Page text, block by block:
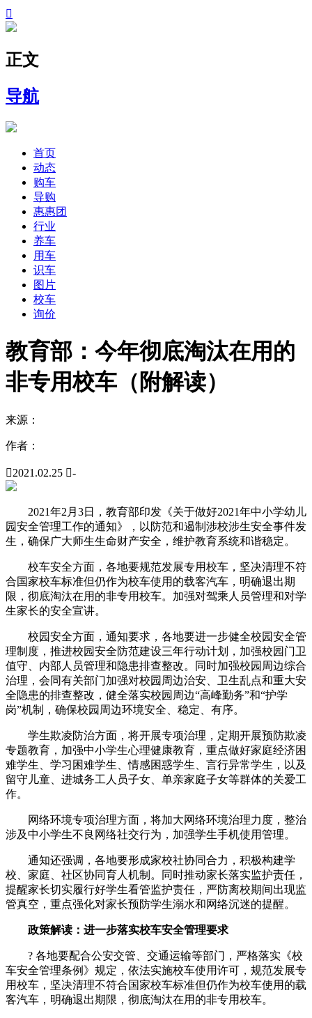

正文
导航
首页
动态
购车
导购
惠惠团
行业
养车
用车
识车
图片
校车
询价
教育部：今年彻底淘汰在用的
非专用校车（附解读）
来源：
作者：
2021.02.25 -
2021年2月3日，教育部印发《关于做好2021年中小学幼儿
园安全管理工作的通知》，以防范和遏制涉校涉生安全事件发
生，确保广大师生生命财产安全，维护教育系统和谐稳定。
校车安全方面，各地要规范发展专用校车，坚决清理不符
合国家校车标准但仍作为校车使用的载客汽车，明确退出期
限，彻底淘汰在用的非专用校车。加强对驾乘人员管理和对学
生家长的安全宣讲。
校园安全方面，通知要求，各地要进一步健全校园安全管
理制度，推进校园安全防范建设三年行动计划，加强校园门卫
值守、内部人员管理和隐患排查整改。同时加强校园周边综合
治理，会同有关部门加强对校园周边治安、卫生乱点和重大安
全隐患的排查整改，健全落实校园周边“高峰勤务”和“护学
岗”机制，确保校园周边环境安全、稳定、有序。
学生欺凌防治方面，将开展专项治理，定期开展预防欺凌
专题教育，加强中小学生心理健康教育，重点做好家庭经济困
难学生、学习困难学生、情感困惑学生、言行异常学生，以及
留守儿童、进城务工人员子女、单亲家庭子女等群体的关爱工
作。
网络环境专项治理方面，将加大网络环境治理力度，整治
涉及中小学生不良网络社交行为，加强学生手机使用管理。
通知还强调，各地要形成家校社协同合力，积极构建学
校、家庭、社区协同育人机制。同时推动家长落实监护责任，
提醒家长切实履行好学生看管监护责任，严防离校期间出现监
管真空，重点强化对家长预防学生溺水和网络沉迷的提醒。
政策解读：进一步落实校车安全管理要求
? 各地要配合公安交管、交通运输等部门，严格落实《校
车安全管理条例》规定，依法实施校车使用许可，规范发展专
用校车，坚决清理不符合国家校车标准但仍作为校车使用的载
客汽车，明确退出期限，彻底淘汰在用的非专用校车。